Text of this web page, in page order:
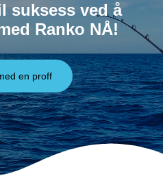
suksess ved å
Ranko NÅ!
en proff